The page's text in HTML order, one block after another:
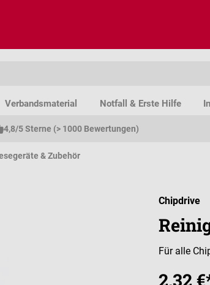
Verbandsmaterial Notfall & Erste Hilfe
4,8/5 Sterne (> 1000 Bewertungen)
& Zubehör
Chipdrive
Für alle